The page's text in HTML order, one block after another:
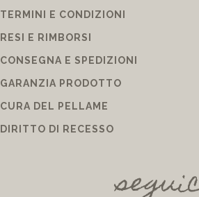
TERMINI E CONDIZIONI
RESI E RIMBORSI
CONSEGNA E SPEDIZIONI
GARANZIA PRODOTTO
CURA DEL PELLAME
DIRITTO DI RECESSO